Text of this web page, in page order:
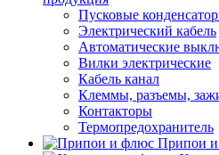
Пусковые
Электрический кабель
Автоматические
Вилки электрические
Кабель канал
Клеммы, разъемы,
Контакторы
Термопредохранитель
Припои